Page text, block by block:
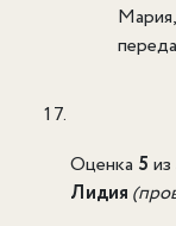
Оценка 5 из
Лидия